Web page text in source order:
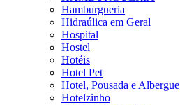
Hamburgueria
Hidraúlica em Geral
Hospital
Hostel
Hotéis
Hotel Pet
Hotel, Pousada e Albergue
Hotelzinho